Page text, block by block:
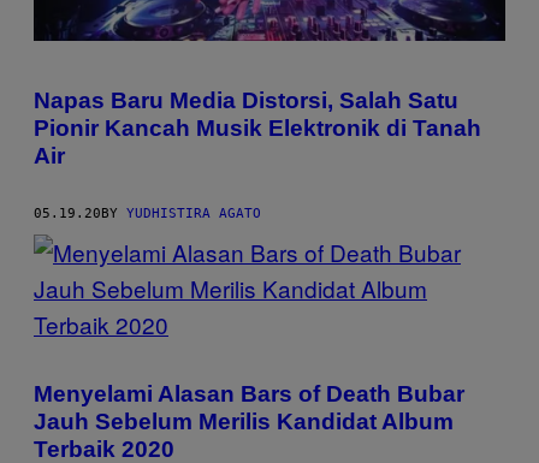
Napas Baru Media Distorsi, Salah Satu
Pionir Kancah Musik Elektronik di Tanah
Air
05.19.20BY YUDHISTIRA AGATO
Menyelami Alasan Bars of Death Bubar
Jauh Sebelum Merilis Kandidat Album
Terbaik 2020